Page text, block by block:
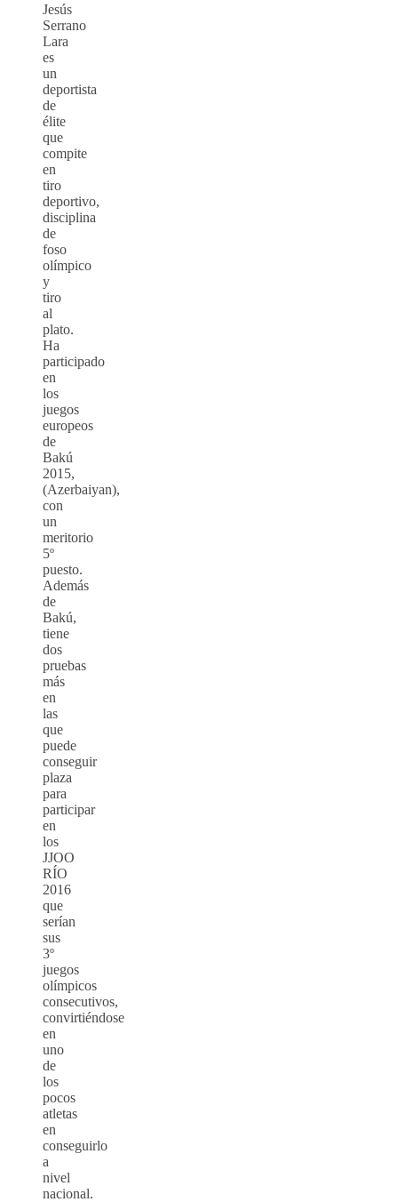
Jesús
Serrano
Lara
es
un
deportista
de
élite
que
compite
en
tiro
deportivo,
disciplina
de
foso
olímpico
y
tiro
al
plato.
Ha
participado
en
los
juegos
europeos
de
Bakú
2015,
(Azerbaiyan),
con
un
meritorio
5º
puesto.
Además
de
Bakú,
tiene
dos
pruebas
más
en
las
que
puede
conseguir
plaza
para
participar
en
los
JJOO
RÍO
2016
que
serían
sus
3º
juegos
olímpicos
consecutivos,
convirtiéndose
en
uno
de
los
pocos
atletas
en
conseguirlo
a
nivel
nacional.